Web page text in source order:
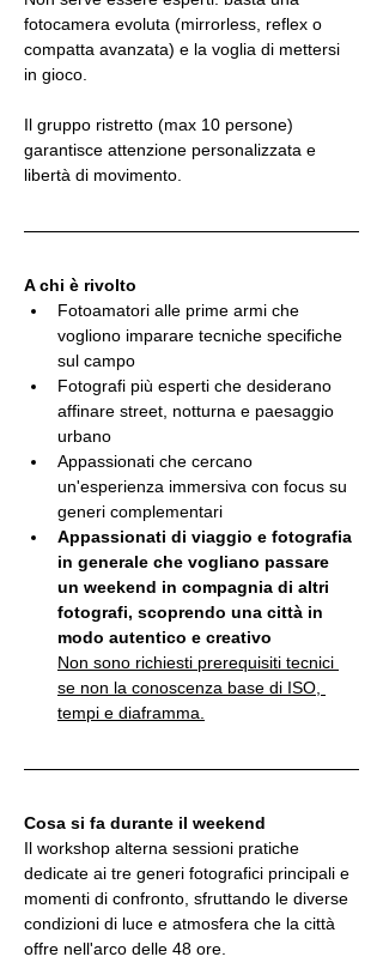
fotocamera evoluta (mirrorless, reflex o
compatta avanzata) e la voglia di mettersi
in gioco.
Il gruppo ristretto (max 10 persone)
garantisce attenzione personalizzata e
libertà di movimento.
A chi è rivolto
Fotoamatori alle prime armi che
vogliono imparare tecniche specifiche
sul campo
Fotografi più esperti che desiderano
affinare street, notturna e paesaggio
urbano
Appassionati che cercano
un'esperienza immersiva con focus su
generi complementari
Appassionati di viaggio e fotografia
in generale che vogliano passare
un weekend in compagnia di altri
fotografi, scoprendo una città in
modo autentico e creativo
Non sono richiesti prerequisiti tecnici
se non la conoscenza base di ISO,
tempi e diaframma.
Cosa si fa durante il weekend
Il workshop alterna sessioni pratiche
dedicate ai tre generi fotografici principali e
momenti di confronto, sfruttando le diverse
condizioni di luce e atmosfera che la città
offre nell'arco delle 48 ore.